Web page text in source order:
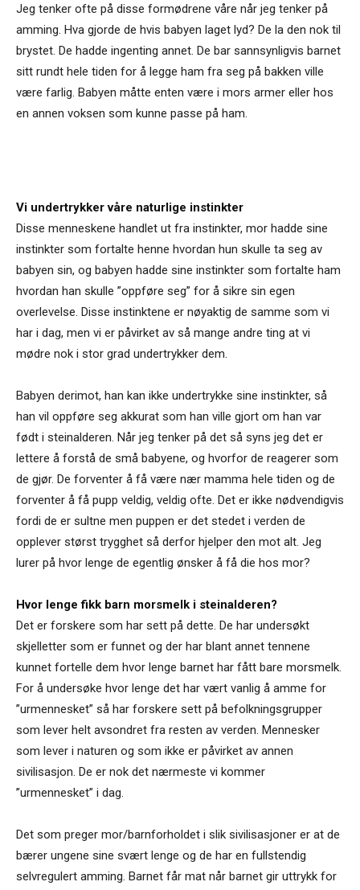
Jeg tenker ofte på disse formødrene våre når jeg tenker på
amming. Hva gjorde de hvis babyen laget lyd? De la den nok til
brystet. De hadde ingenting annet. De bar sannsynligvis barnet
sitt rundt hele tiden for å legge ham fra seg på bakken ville
være farlig. Babyen måtte enten være i mors armer eller hos
en annen voksen som kunne passe på ham.
Vi undertrykker våre naturlige instinkter
Disse menneskene handlet ut fra instinkter, mor hadde sine
instinkter som fortalte henne hvordan hun skulle ta seg av
babyen sin, og babyen hadde sine instinkter som fortalte ham
hvordan han skulle ”oppføre seg” for å sikre sin egen
overlevelse. Disse instinktene er nøyaktig de samme som vi
har i dag, men vi er påvirket av så mange andre ting at vi
mødre nok i stor grad undertrykker dem.
Babyen derimot, han kan ikke undertrykke sine instinkter, så
han vil oppføre seg akkurat som han ville gjort om han var
født i steinalderen. Når jeg tenker på det så syns jeg det er
lettere å forstå de små babyene, og hvorfor de reagerer som
de gjør. De forventer å få være nær mamma hele tiden og de
forventer å få pupp veldig, veldig ofte. Det er ikke nødvendigvis
fordi de er sultne men puppen er det stedet i verden de
opplever størst trygghet så derfor hjelper den mot alt. Jeg
lurer på hvor lenge de egentlig ønsker å få die hos mor?
Hvor lenge fikk barn morsmelk i steinalderen?
Det er forskere som har sett på dette. De har undersøkt
skjelletter som er funnet og der har blant annet tennene
kunnet fortelle dem hvor lenge barnet har fått bare morsmelk.
For å undersøke hvor lenge det har vært vanlig å amme for
”urmennesket” så har forskere sett på befolkningsgrupper
som lever helt avsondret fra resten av verden. Mennesker
som lever i naturen og som ikke er påvirket av annen
sivilisasjon. De er nok det nærmeste vi kommer
”urmennesket” i dag.
Det som preger mor/barnforholdet i slik sivilisasjoner er at de
bærer ungene sine svært lenge og de har en fullstendig
selvregulert amming. Barnet får mat når barnet gir uttrykk for